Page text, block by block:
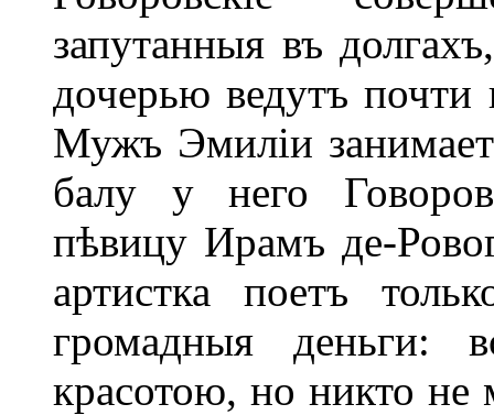
запутанныя въ
дочерью ведутъ
Мужъ Эмиліи
балу у него
пѣвицу Ирамъ де-
артистка поетъ
громадныя деньги:
красотою, но никто не